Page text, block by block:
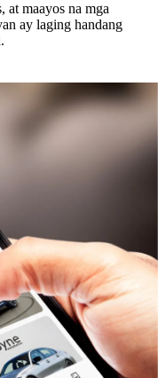
at maayos na mga
ay laging handang